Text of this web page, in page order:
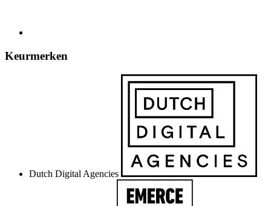
Keurmerken
Dutch Digital Agencies